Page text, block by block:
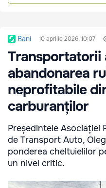
Bani 10 aprilie 2026, 10:07
Transportatorii
abandonarea
neprofitabile
carburanților
Președintele Asociației
de Transport Auto,
ponderea cheltuielilor
un nivel critic.